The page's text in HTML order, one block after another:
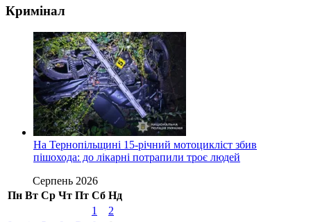
Кримінал
На Тернопільщині 15-річний мотоцикліст збив
пішохода: до лікарні потрапили троє людей
Серпень 2026
Пн Вт Ср Чт Пт Сб Нд
1
2